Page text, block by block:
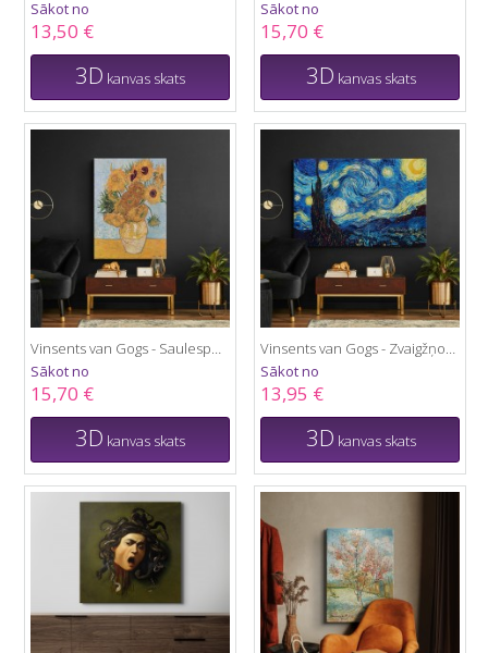
Sākot no
13,50 €
3D kanvas skats
Sākot no
15,70 €
3D kanvas skats
Vinsents van Gogs - Saulespuķes
Sākot no
15,70 €
3D kanvas skats
Vinsents van Gogs - Zvaigžņotā Nakts
Sākot no
13,95 €
3D kanvas skats